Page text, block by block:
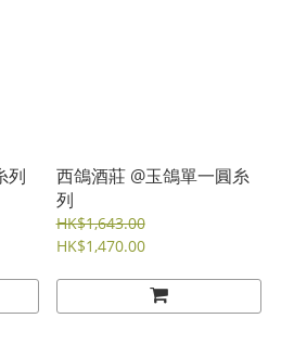
列
西鴿酒莊 @玉鴿單一圓糸
列
HK$1,643.00
HK$1,470.00